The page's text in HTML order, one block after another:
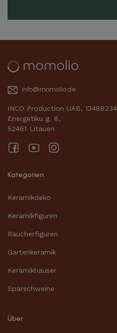
info@momolio.de
INCO Production UAB,
Energetiku g. 8,
52461 Litauen
FacebookYouTube
Kategorien
Keramikdeko
Keramikfiguren
Räucherfiguren
Gartenkeramik
Keramikhäuser
Sparschweine
Über